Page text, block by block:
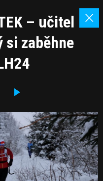
– učitel
si zaběhne